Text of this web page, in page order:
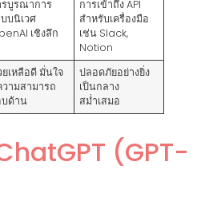
รบูรณาการ
บนิเวศ
เชิงลึก
การเข้าถึง API
สำหรับเครื่องมือ
เช่น Slack,
Notion
เหลือดี มั่นใจ
ามสามารถ
บด้าน
ปลอดภัยอย่างยิ่ง
เป็นกลาง
สม่ำเสมอ
(GPT-